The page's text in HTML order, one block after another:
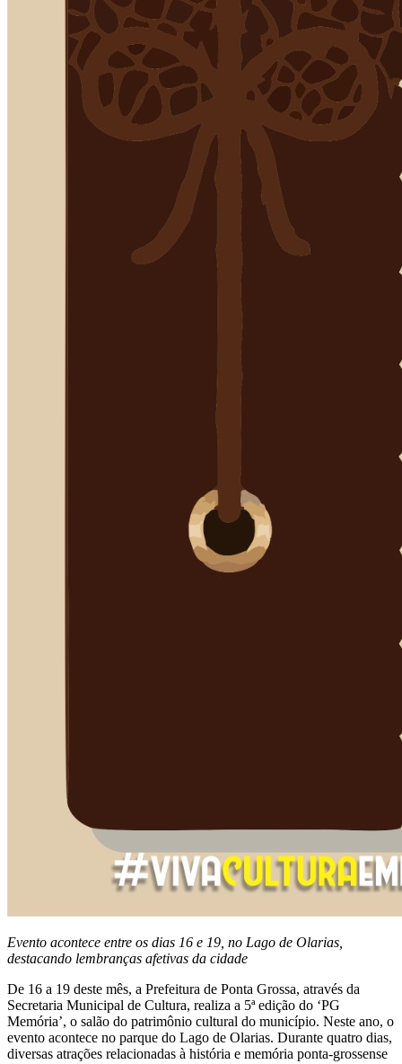
Evento acontece entre os dias 16 e 19, no Lago de Olarias,
destacando lembranças afetivas da cidade
De 16 a 19 deste mês, a Prefeitura de Ponta Grossa, através da
Secretaria Municipal de Cultura, realiza a 5ª edição do ‘PG
Memória’, o salão do patrimônio cultural do município. Neste ano, o
evento acontece no parque do Lago de Olarias. Durante quatro dias,
diversas atrações relacionadas à história e memória ponta-grossense